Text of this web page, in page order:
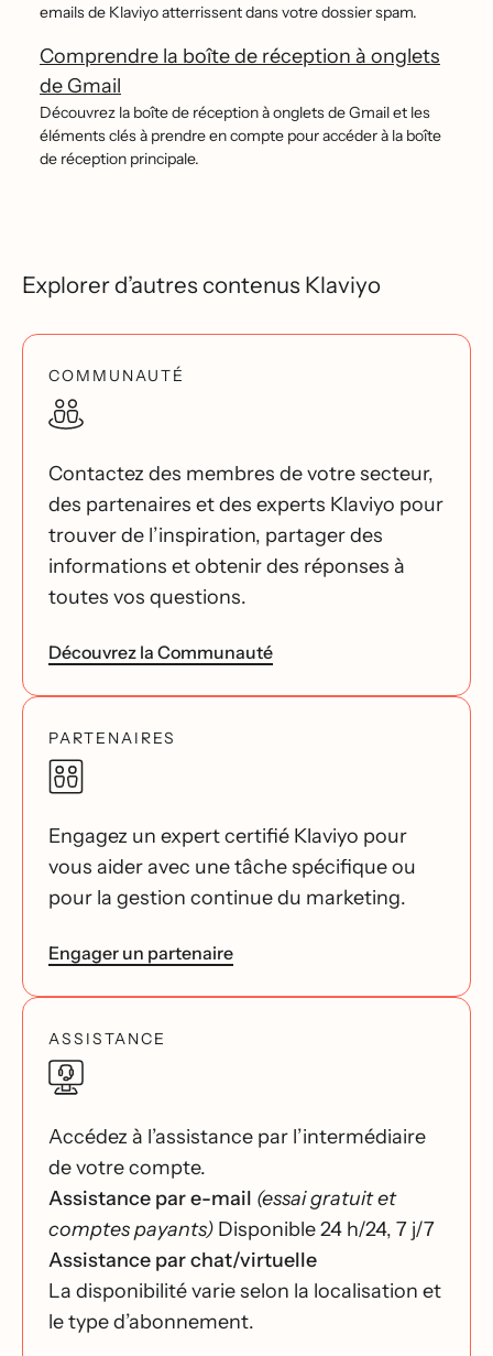
emails de Klaviyo atterrissent dans votre dossier spam.
Comprendre la boîte de réception à onglets
de Gmail
Découvrez la boîte de réception à onglets de Gmail et les
éléments clés à prendre en compte pour accéder à la boîte
de réception principale.
Explorer d’autres contenus Klaviyo
COMMUNAUTÉ
Contactez des membres de votre secteur,
des partenaires et des experts Klaviyo pour
trouver de l’inspiration, partager des
informations et obtenir des réponses à
toutes vos questions.
Découvrez la Communauté
PARTENAIRES
Engagez un expert certifié Klaviyo pour
vous aider avec une tâche spécifique ou
pour la gestion continue du marketing.
Engager un partenaire
ASSISTANCE
Accédez à l’assistance par l’intermédiaire
de votre compte.
Assistance par e-mail (essai gratuit et
comptes payants) Disponible 24 h/24, 7 j/7
Assistance par chat/virtuelle
La disponibilité varie selon la localisation et
le type d’abonnement.